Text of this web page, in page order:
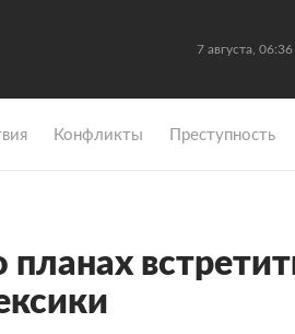
7 августа, 06:36
Конфликты Преступность